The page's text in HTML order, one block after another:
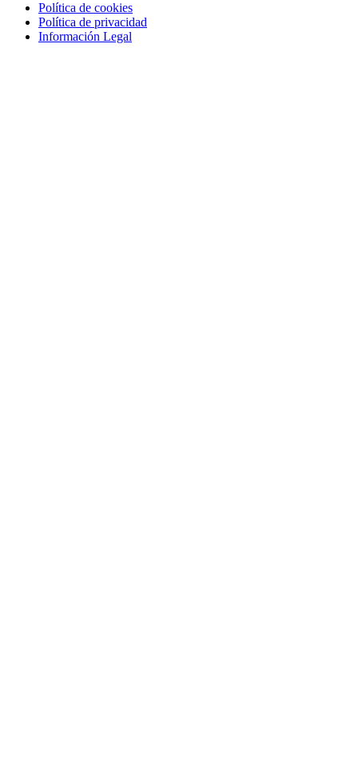
Política de cookies
Política de privacidad
Información Legal